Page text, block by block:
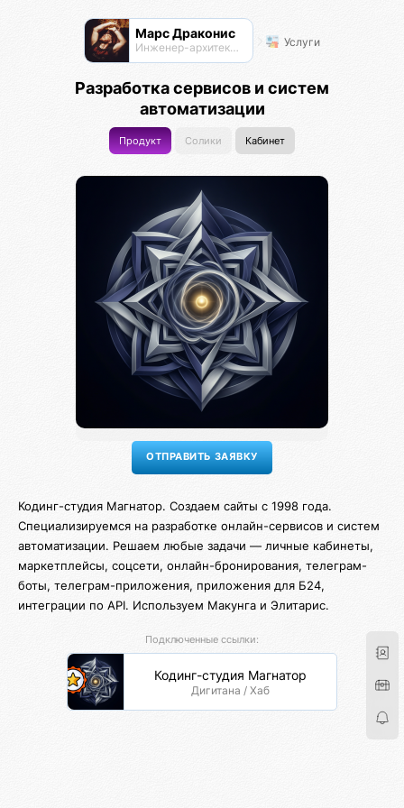
Марс Драконис
Инженер-архитектор Услуги
Разработка сервисов и систем
автоматизации
Продукт Солики Кабинет
Кодинг-студия Магнатор. Создаем сайты с 1998 года.
Специализируемся на разработке онлайн-сервисов и систем
автоматизации. Решаем любые задачи — личные кабинеты,
маркетплейсы, соцсети, онлайн-бронирования, телеграм-
боты, телеграм-приложения, приложения для Б24,
интеграции по API. Используем Макунга и Элитарис.
Подключенные ссылки:
Кодинг-студия Магнатор
Дигитана / Хаб